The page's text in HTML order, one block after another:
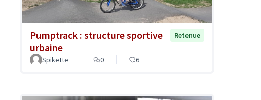
Pumptrack : structure sportive
urbaine
Retenue
Spikette 0 6